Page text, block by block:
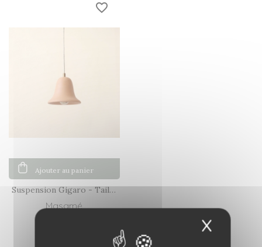
X
Suspension Gigaro - Taille
Masamé
Ajouter au panier
favorite_border